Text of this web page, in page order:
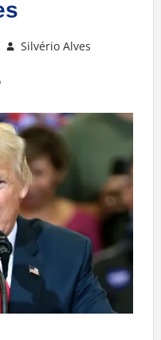
Silvério Alves